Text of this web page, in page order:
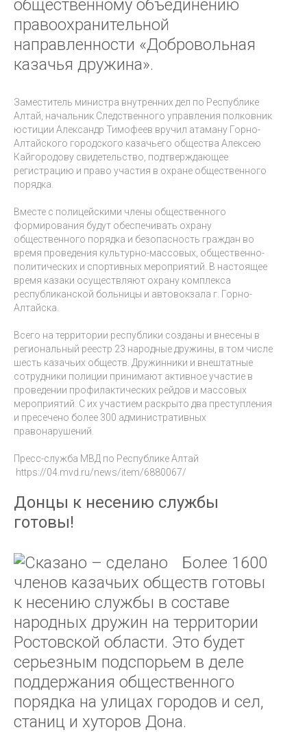
общественному объединению
правоохранительной
направленности «Добровольная
казачья дружина».
Заместитель министра внутренних дел по Республике
Алтай, начальник Следственного управления полковник
юстиции Александр Тимофеев вручил атаману Горно-
Алтайского городского казачьего общества Алексею
Кайгородову свидетельство, подтверждающее
регистрацию и право участия в охране общественного
порядка.
Вместе с полицейскими члены общественного
формирования будут обеспечивать охрану
общественного порядка и безопасность граждан во
время проведения культурно-массовых, общественно-
политических и спортивных мероприятий. В настоящее
время казаки осуществляют охрану комплекса
республиканской больницы и автовокзала г. Горно-
Алтайска.
Всего на территории республики созданы и внесены в
региональный реестр 23 народные дружины, в том числе
шесть казачьих обществ. Дружинники и внештатные
сотрудники полиции принимают активное участие в
проведении профилактических рейдов и массовых
мероприятий. С их участием раскрыто два преступления
и пресечено более 300 административных
правонарушений.
Пресс-служба МВД по Республике Алтай
https://04.mvd.ru/news/item/6880067/
Донцы к несению службы
готовы!
Более 1600
членов казачьих обществ готовы
к несению службы в составе
народных дружин на территории
Ростовской области. Это будет
серьезным подспорьем в деле
поддержания общественного
порядка на улицах городов и сел,
станиц и хуторов Дона.